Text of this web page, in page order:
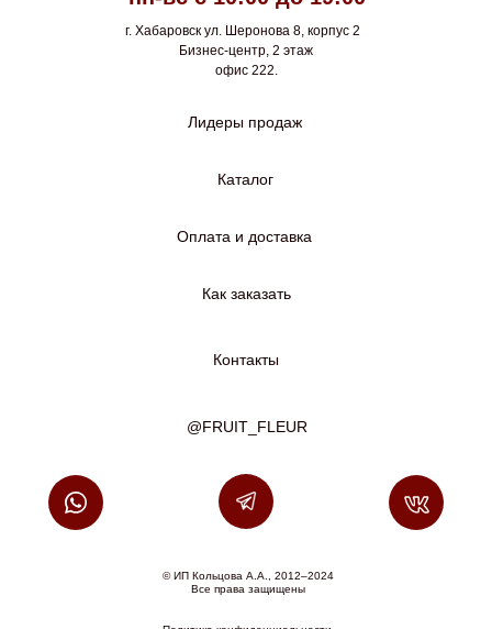
© ИП Кольцова А.А., 2012–2024
Все права защищены
г. Хабаровск ул. Шеронова 8, корпус 2
Бизнес-центр, 2 этаж
офис 222.
Лидеры продаж
Каталог
Оплата и доставка
Как заказать
@FRUIT_FLEUR
Контакты